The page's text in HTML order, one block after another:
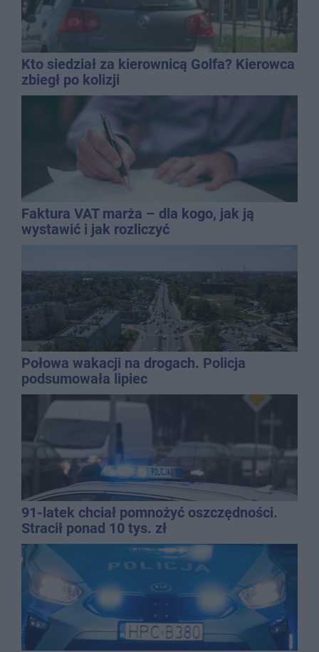
Kto siedział za kierownicą Golfa? Kierowca
zbiegł po kolizji
Faktura VAT marża – dla kogo, jak ją
wystawić i jak rozliczyć
Połowa wakacji na drogach. Policja
podsumowała lipiec
91-latek chciał pomnożyć oszczędności.
Stracił ponad 10 tys. zł